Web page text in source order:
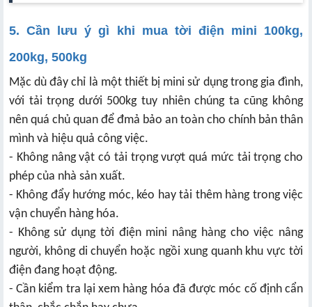
5. Cần lưu ý gì khi mua tời điện mini 100kg,
200kg, 500kg
Mặc dù đây chỉ là một thiết bị mini sử dụng trong gia đình,
với tải trọng dưới 500kg tuy nhiên chúng ta cũng không
nên quá chủ quan để đmả bảo an toàn cho chính bản thân
mình và hiệu quả công việc.
- Không nâng vật có tải trọng vượt quá mức tải trọng cho
phép của nhà sản xuất.
- Không đẩy hướng móc, kéo hay tải thêm hàng trong việc
vận chuyển hàng hóa.
- Không sử dụng tời điện mini nâng hàng cho việc nâng
người, không di chuyển hoặc ngồi xung quanh khu vực tời
điện đang hoạt động.
- Cần kiểm tra lại xem hàng hóa đã được móc cố định cẩn